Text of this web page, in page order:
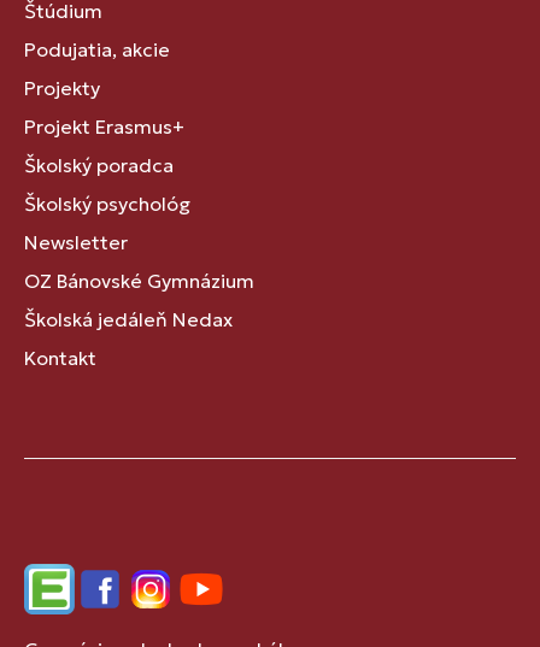
Štúdium
Podujatia, akcie
Projekty
Projekt Erasmus+
Školský poradca
Školský psychológ
Newsletter
OZ Bánovské Gymnázium
Školská jedáleň Nedax
Kontakt
EdupageFacebookInstagram
YouTube